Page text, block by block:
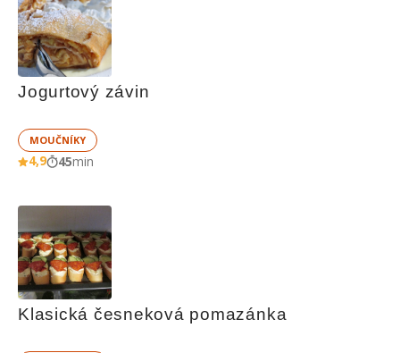
Jogurtový závin
MOUČNÍKY
4,9 45min
Klasická česneková pomazánka